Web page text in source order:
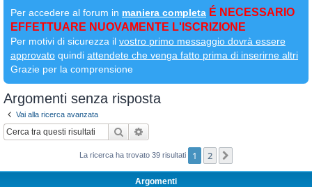
Per accedere al forum in maniera completa É NECESSARIO
EFFETTUARE NUOVAMENTE L'ISCRIZIONE
Per motivi di sicurezza il vostro primo messaggio dovrà essere
approvato quindi attendete che venga fatto prima di inserirne altri
Grazie per la comprensione
Argomenti senza risposta
Vai alla ricerca avanzata
Cerca
La ricerca ha trovato 39 risultati 1 2
Argomenti